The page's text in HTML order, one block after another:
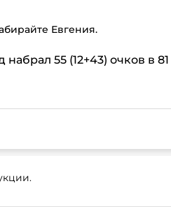
Евгения.
55 (12+43) очков в 81